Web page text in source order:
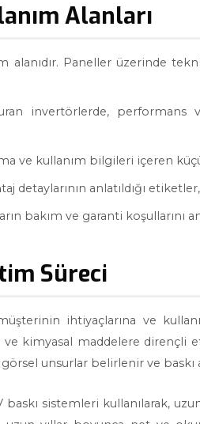
Alanları
alanıdır. Paneller üzerinde
invertörlerde,
ve kullanım bilgileri içeren
detaylarının anlatıldığı
bakım ve garanti koşullarını
Süreci
ihtiyaçlarına ve
ve kimyasal maddelere
unsurlar belirlenir ve baskı
baskı sistemleri kullanılarak,